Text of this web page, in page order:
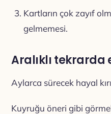
Kartların çok zayıf
gelmemesi.
Aralıklı
Aylarca sürecek hayal
Kuyruğu öneri gibi